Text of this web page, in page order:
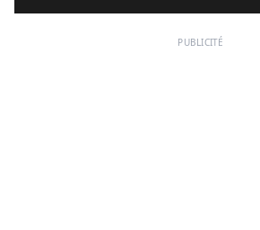
PUBLICITÉ